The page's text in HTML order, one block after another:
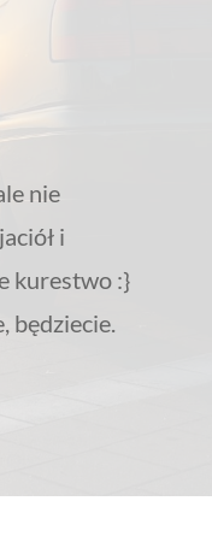
nie
i
kurestwo :}
będziecie.